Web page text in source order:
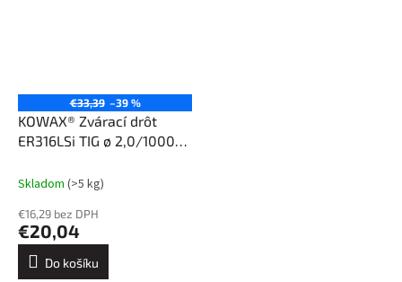
€33,39 –39 %
KOWAX® Zvárací drôt
ER316LSi TIG ø 2,0/1000
Skladom (>5 kg)
€16,29 bez DPH
€20,04
Do košíku